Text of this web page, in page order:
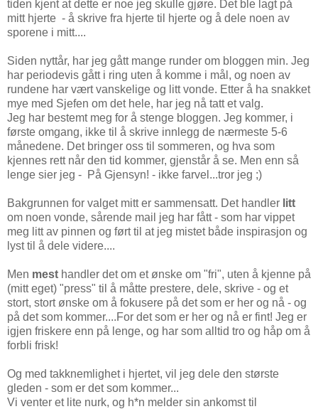
tiden kjent at dette er noe jeg skulle gjøre. Det ble lagt på
mitt hjerte - å skrive fra hjerte til hjerte og å dele noen av
sporene i mitt....
Siden nyttår, har jeg gått mange runder om bloggen min. Jeg
har periodevis gått i ring uten å komme i mål, og noen av
rundene har vært vanskelige og litt vonde. Etter å ha snakket
mye med Sjefen om det hele, har jeg nå tatt et valg.
Jeg har bestemt meg for å stenge bloggen. Jeg kommer, i
første omgang, ikke til å skrive innlegg de nærmeste 5-6
månedene. Det bringer oss til sommeren, og hva som
kjennes rett når den tid kommer, gjenstår å se. Men enn så
lenge sier jeg - På Gjensyn! - ikke farvel...tror jeg ;)
Bakgrunnen for valget mitt er sammensatt. Det handler litt
om noen vonde, sårende mail jeg har fått - som har vippet
meg litt av pinnen og ført til at jeg mistet både inspirasjon og
lyst til å dele videre....
Men mest handler det om et ønske om "fri", uten å kjenne på
(mitt eget) "press" til å måtte prestere, dele, skrive - og et
stort, stort ønske om å fokusere på det som er her og nå - og
på det som kommer....For det som er her og nå er fint! Jeg er
igjen friskere enn på lenge, og har som alltid tro og håp om å
forbli frisk!
Og med takknemlighet i hjertet, vil jeg dele den største
gleden - som er det som kommer...
Vi venter et lite nurk, og h*n melder sin ankomst til